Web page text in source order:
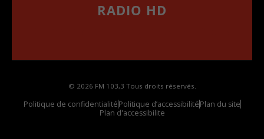
RADIO HD
© 2026 FM 103,3 Tous droits réservés.
Politique de confidentialitéPolitique d’accessibilitéPlan du site
Plan d'accessibilite